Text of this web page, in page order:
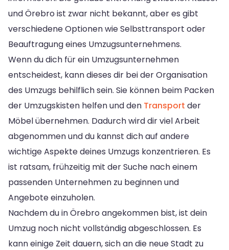
und Örebro ist zwar nicht bekannt, aber es gibt
verschiedene Optionen wie Selbsttransport oder
Beauftragung eines Umzugsunternehmens.
Wenn du dich für ein Umzugsunternehmen
entscheidest, kann dieses dir bei der Organisation
des Umzugs behilflich sein. Sie können beim Packen
der Umzugskisten helfen und den Transport der
Möbel übernehmen. Dadurch wird dir viel Arbeit
abgenommen und du kannst dich auf andere
wichtige Aspekte deines Umzugs konzentrieren. Es
ist ratsam, frühzeitig mit der Suche nach einem
passenden Unternehmen zu beginnen und
Angebote einzuholen.
Nachdem du in Örebro angekommen bist, ist dein
Umzug noch nicht vollständig abgeschlossen. Es
kann einige Zeit dauern, sich an die neue Stadt zu